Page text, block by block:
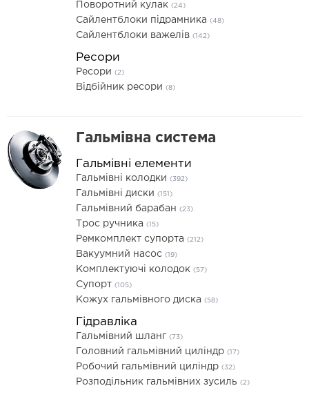
Поворотний кулак (24)
Сайлентблоки підрамника (48)
Сайлентблоки важелів (142)
Ресори
Ресори (2)
Відбійник ресори (8)
Гальмівна система
Гальмівні елементи
Гальмівні колодки (392)
Гальмівні диски (151)
Гальмівний барабан (23)
Трос ручника (15)
Ремкомплект супорта (212)
Вакуумний насос (19)
Комплектуючі колодок (57)
Супорт (105)
Кожух гальмівного диска (58)
Гідравліка
Гальмівний шланг (73)
Головний гальмівний циліндр (17)
Робочий гальмівний циліндр (32)
Розподільник гальмівних зусиль (2)